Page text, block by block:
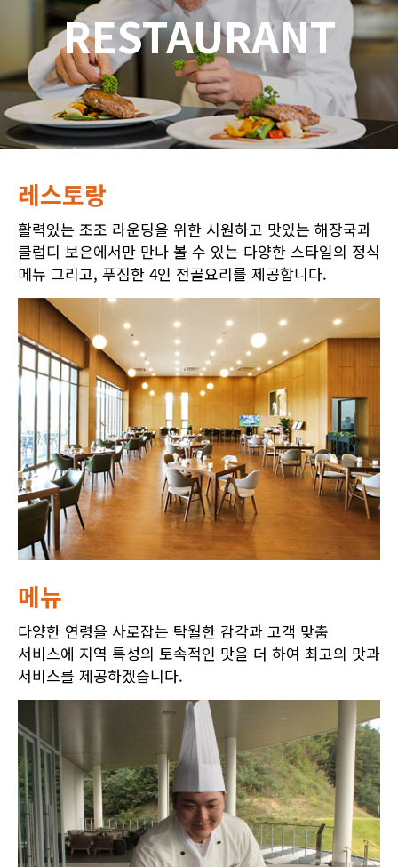
RESTAURANT
레스토랑
활력있는 조조 라운딩을 위한 시원하고 맛있는 해장국과
클럽디 보은에서만 만나 볼 수 있는 다양한 스타일의 정식
메뉴 그리고, 푸짐한 4인 전골요리를 제공합니다.
메뉴
다양한 연령을 사로잡는 탁월한 감각과 고객 맞춤
서비스에 지역 특성의 토속적인 맛을 더 하여 최고의 맛과
서비스를 제공하겠습니다.